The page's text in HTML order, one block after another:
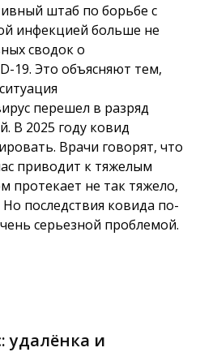
штаб по борьбе с
инфекцией больше не
сводок о
19. Это объясняют тем,
перешел в разряд
В 2025 году ковид
Врачи говорят, что
приводит к тяжелым
протекает не так тяжело,
последствия ковида по-
серьезной проблемой.
удалёнка и